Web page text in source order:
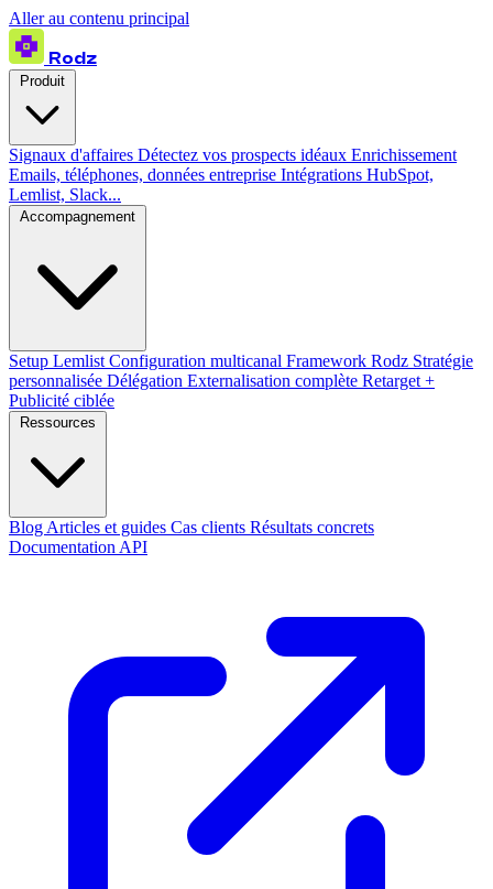
Aller au contenu principal
Rodz
Signaux d'affaires Détectez vos prospects idéaux Enrichissement
Emails, téléphones, données entreprise Intégrations HubSpot,
Lemlist, Slack...
Setup Lemlist Configuration multicanal Framework Rodz Stratégie
personnalisée Délégation Externalisation complète Retarget +
Publicité ciblée
Blog Articles et guides Cas clients Résultats concrets
Documentation API